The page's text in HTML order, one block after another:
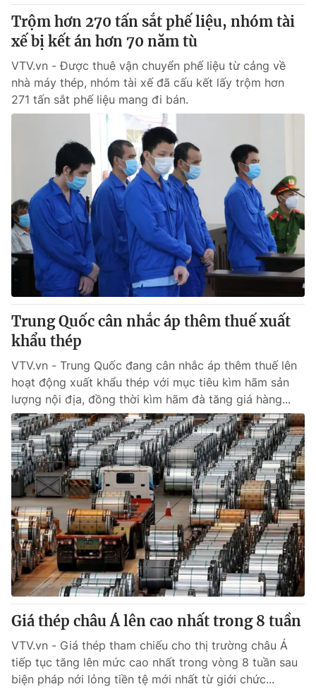
Trộm hơn 270 tấn sắt phế liệu, nhóm tài
xế bị kết án hơn 70 năm tù
VTV.vn - Được thuê vận chuyển phế liệu từ cảng về
nhà máy thép, nhóm tài xế đã cấu kết lấy trộm hơn
271 tấn sắt phế liệu mang đi bán.
Trung Quốc cân nhắc áp thêm thuế xuất
khẩu thép
VTV.vn - Trung Quốc đang cân nhắc áp thêm thuế lên
hoạt động xuất khẩu thép với mục tiêu kìm hãm sản
lượng nội địa, đồng thời kìm hãm đà tăng giá hàng...
Giá thép châu Á lên cao nhất trong 8 tuần
VTV.vn - Giá thép tham chiếu cho thị trường châu Á
tiếp tục tăng lên mức cao nhất trong vòng 8 tuần sau
biện pháp nới lỏng tiền tệ mới nhất từ giới chức...